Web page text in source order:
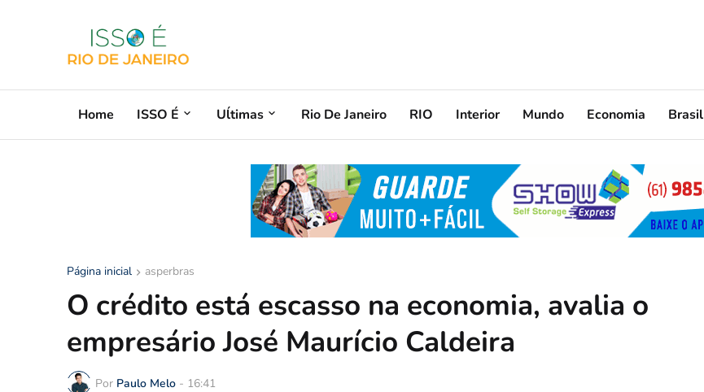
Home ISSO É Uĺtimas Rio De Janeiro RIO Interior Mundo Economia Brasil
Página inicial asperbras
O crédito está escasso na economia, avalia o
empresário José Maurício Caldeira
Por Paulo Melo - 16:41